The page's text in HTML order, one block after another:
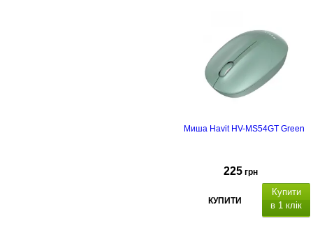
Миша Havit HV-MS54GT Green
225 грн
КУПИТИ
Купити
в 1 клік